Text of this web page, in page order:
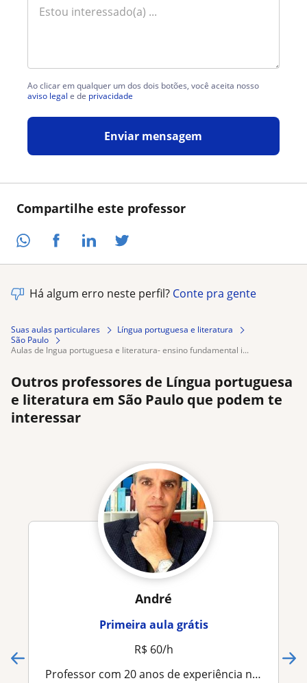
Compartilhe este professor
Ao clicar em qualquer um dos dois botões, você aceita nosso
aviso legal e de privacidade
Enviar mensagem
Há algum erro neste perfil? Conte pra gente
Suas aulas particulares
Língua portuguesa e literatura
São Paulo
aulas de lngua portuguesa e literatura- ensino fundamental i...
Outros professores de Língua portuguesa
e literatura em São Paulo que podem te
interessar
André
Primeira aula grátis
R$ 60/h
Professor com 20 anos de experiência na preparação de alunos para provas, concursos e vestibulares